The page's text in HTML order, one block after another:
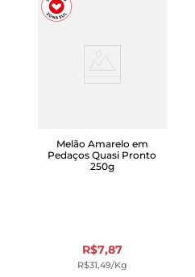
Melão Amarelo em
Pedaços Quasi Pronto
250g
R$7,87
R$31,49/kg